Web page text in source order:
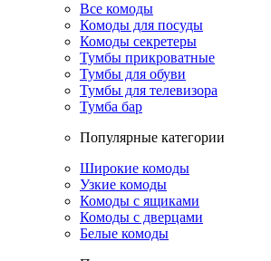
Все комоды
Комоды для посуды
Комоды секретеры
Тумбы прикроватные
Тумбы для обуви
Тумбы для телевизора
Тумба бар
Популярные категории
Широкие комоды
Узкие комоды
Комоды с ящиками
Комоды с дверцами
Белые комоды